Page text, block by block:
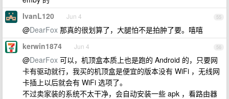
55
IvanL120 Jun 4
@DearFox 那真的很划算了，大腿怕不是拍肿了要。嘻嘻
56
kerwin1874 Jun 4
@DearFox 可以，机顶盒本质上也是跑的 Android 的，只要网
卡有驱动就行，我买的机顶盒是便宜的版本没有 WiFi ，无线网
卡插上以后就会有 WiFi 选项了。
不过卖家装的系统不太干净，会自动安装一些 apk ，看路由器